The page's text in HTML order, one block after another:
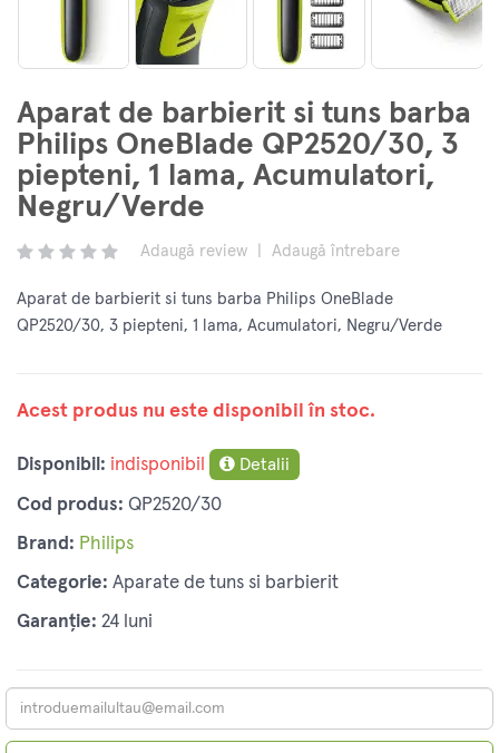
Aparat de barbierit si tuns barba
Philips OneBlade QP2520/30, 3
piepteni, 1 lama, Acumulatori,
Negru/Verde
Adaugă review Adaugă întrebare
Aparat de barbierit si tuns barba Philips OneBlade
QP2520/30, 3 piepteni, 1 lama, Acumulatori, Negru/Verde
Acest produs nu este disponibil în stoc.
Disponibil: indisponibil Detalii
Cod produs: QP2520/30
Brand: Philips
Categorie: Aparate de tuns si barbierit
Garanție: 24 luni